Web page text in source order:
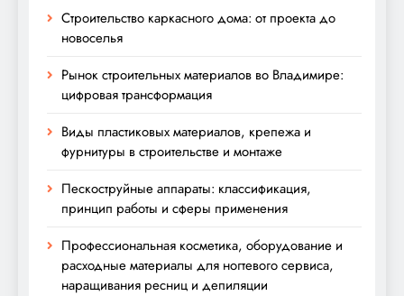
Строительство каркасного дома: от проекта до
новоселья
Рынок строительных материалов во Владимире:
цифровая трансформация
Виды пластиковых материалов, крепежа и
фурнитуры в строительстве и монтаже
Пескоструйные аппараты: классификация,
принцип работы и сферы применения
Профессиональная косметика, оборудование и
расходные материалы для ногтевого сервиса,
наращивания ресниц и депиляции